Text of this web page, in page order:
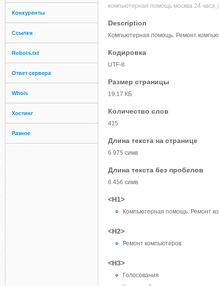
Конкуренты
Ссылки
Robots.txt
Ответ сервера
Whois
Хостинг
Разное
компьютерная помощь москва 24
Description
Компьютерная помощь. Ремонт
Кодировка
UTF-8
Размер страницы
19.17 КБ
Количество слов
415
Длина текста на странице
6 975 симв.
Длина текста без пробелов
6 456 симв.
<H1>
Компьютерная помощь. Ремонт
<H2>
Ремонт компьютеров
<H3>
Голосования